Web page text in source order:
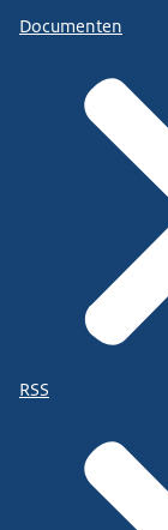
Documenten
RSS